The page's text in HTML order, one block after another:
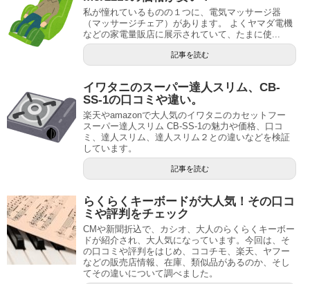
私が憧れているものの１つに、電気マッサージ器
（マッサージチェア）があります。 よくヤマダ電機
などの家電量販店に展示されていて、たまに使...
記事を読む
イワタニのスーパー達人スリム、CB-
SS-1の口コミや違い。
楽天やamazonで大人気のイワタニのカセットフー
スーパー達人スリム CB-SS-1の魅力や価格、口コ
ミ、達人スリム、達人スリム２との違いなどを検証
しています。
記事を読む
らくらくキーボードが大人気！その口コ
ミや評判をチェック
CMや新聞折込で、カシオ、大人のらくらくキーボー
ドが紹介され、大人気になっています。今回は、そ
の口コミや評判をはじめ、ココチモ、楽天、ヤフー
などの販売店情報、在庫、類似品があるのか、そし
てその違いについて調べました。